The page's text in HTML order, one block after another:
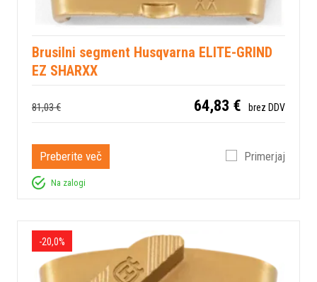
Brusilni segment Husqvarna ELITE-GRIND
EZ SHARXX
81,03 € 64,83 € brez DDV
Preberite več Primerjaj
Na zalogi
-20,0%